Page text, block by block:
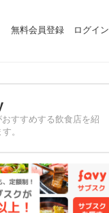
無料会員登録 ログイン
すすめする飲食店を紹
。